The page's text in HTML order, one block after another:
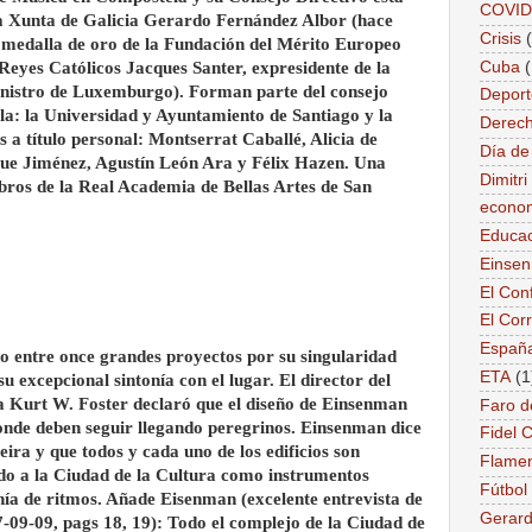
Xunta de Galicia Gerardo Fernández Albor (hace
de oro de la Fundación del Mérito Europeo
Católicos Jacques Santer, expresidente de la
de Luxemburgo). Forman parte del consejo
la Universidad y Ayuntamiento de Santiago y la
a título personal: Montserrat Caballé, Alicia de
Jiménez, Agustín León Ara y Félix Hazen. Una
de la Real Academia de Bellas Artes de San
entre once grandes proyectos por su singularidad
excepcional sintonía con el lugar. El director del
W. Foster declaró que el diseño de Einsenman
deben seguir llegando peregrinos. Einsenman dice
y que todos y cada uno de los edificios son
a la Ciudad de la Cultura como instrumentos
de ritmos. Añade Eisenman (excelente entrevista de
09, pags 18, 19): Todo el complejo de la Ciudad de
Crisis
Cuba
Día
El
El
ETA
Faro
Fidel
Fútbol